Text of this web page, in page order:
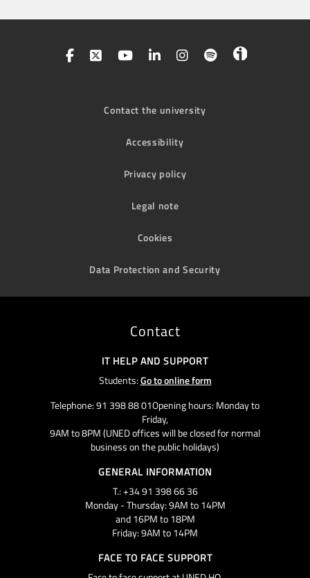
Contact the university
Accessibility
Privacy policy
Legal note
Cookies
Data Protection and Security
Contact
IT HELP AND SUPPORT
Students:Go to online form
Telephone: 91 398 88 01Opening hours: Monday to
Friday,
9AM to 8PM (UNED offices will be closed for normal
business on the public holidays)
GENERAL INFORMATION
T.: +34 91 398 66 36
Monday - Thursday: 9AM to 14PM
and 16PM to 18PM
Friday: 9AM to 14PM
FACE TO FACE SUPPORT